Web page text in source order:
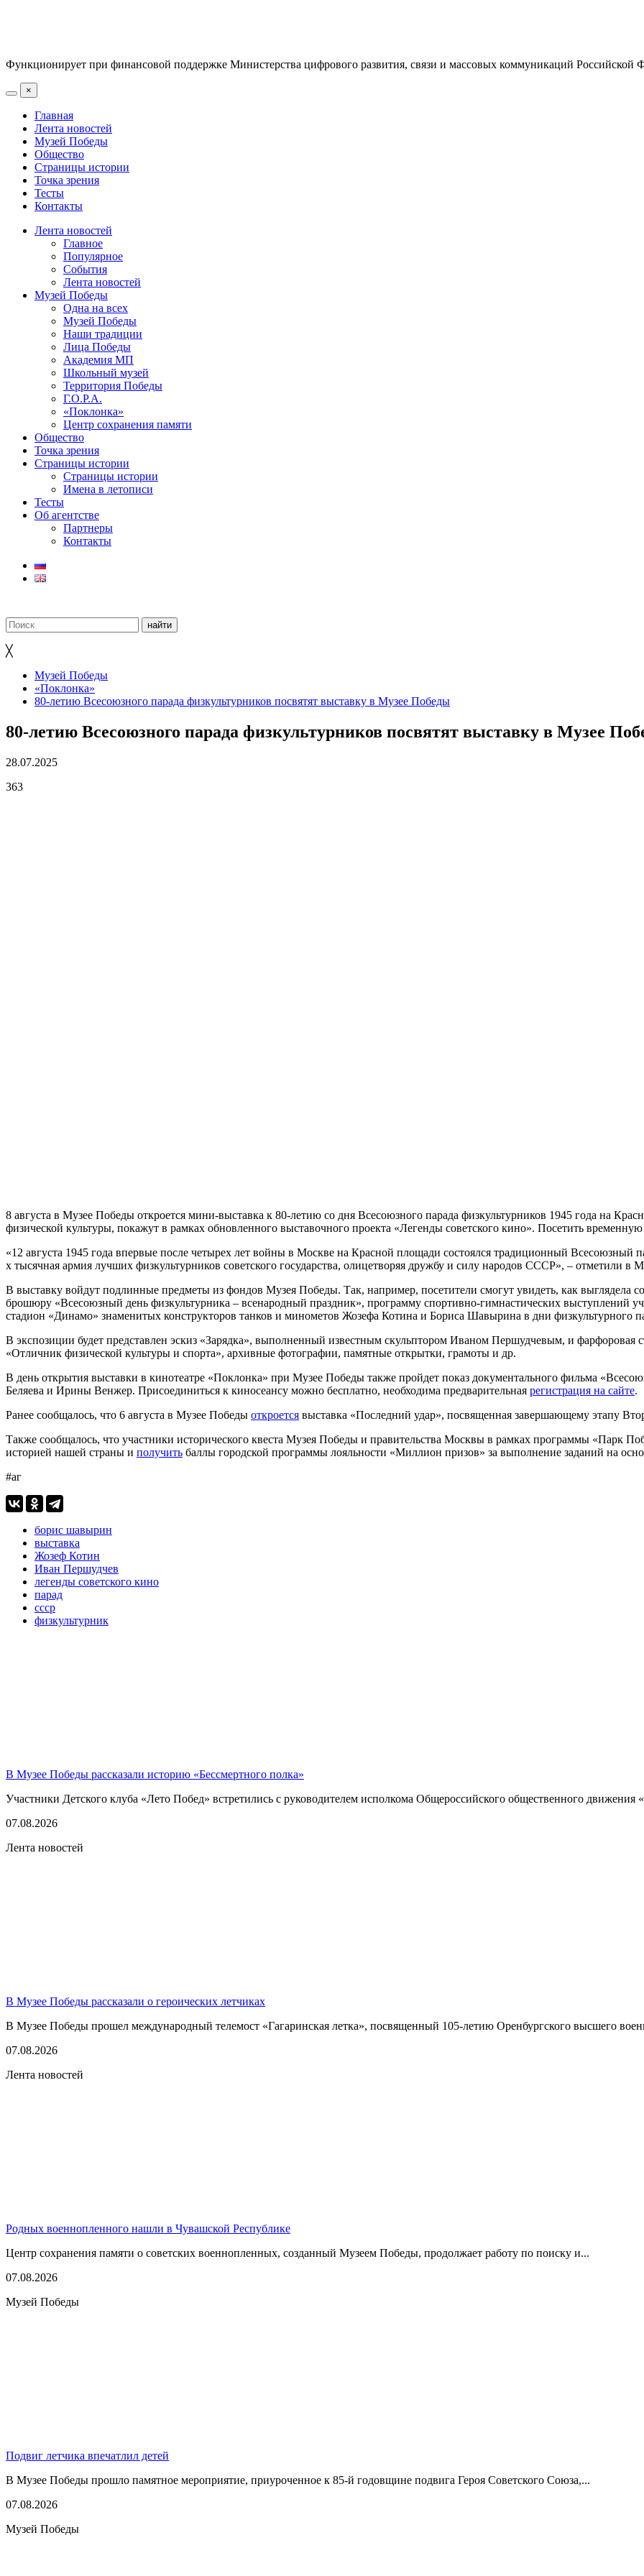
Функционирует при финансовой поддержке Министерства цифрового развития, связи и массовых коммуникаций Российской
×
Главная
Лента новостей
Музей Победы
Общество
Страницы истории
Точка зрения
Тесты
Контакты
Лента новостей
Главное
Популярное
События
Лента новостей
Музей Победы
Одна на всех
Музей Победы
Наши традиции
Лица Победы
Академия МП
Школьный музей
Территория Победы
Г.О.Р.А.
«Поклонка»
Центр сохранения памяти
Общество
Точка зрения
Страницы истории
Страницы истории
Имена в летописи
Тесты
Об агентстве
Партнеры
Контакты
╳
Музей Победы
«Поклонка»
80-летию Всесоюзного парада физкультурников посвятят выставку в Музее Победы
80-летию Всесоюзного парада физкультурников посвятят выставку в Музее
28.07.2025
363
8 августа в Музее Победы откроется мини-выставка к 80-летию со дня Всесоюзного парада физкультурников 1945 года на
физической культуры, покажут в рамках обновленного выставочного проекта «Легенды советского кино». Посетить
«12 августа 1945 года впервые после четырех лет войны в Москве на Красной площади состоялся традиционный Всесоюзный
х тысячная армия лучших физкультурников советского государства, олицетворяя дружбу и силу народов СССР», – отметили в
В выставку войдут подлинные предметы из фондов Музея Победы. Так, например, посетители смогут увидеть, как выглядела
брошюру «Всесоюзный день физкультурника – всенародный праздник», программу спортивно-гимнастических выступлений
стадион «Динамо» знаменитых конструкторов танков и минометов Жозефа Котина и Бориса Шавырина в дни физкультурного
В экспозиции будет представлен эскиз «Зарядка», выполненный известным скульптором Иваном Першудчевым, и фарфоровая
«Отличник физической культуры и спорта», архивные фотографии, памятные открытки, грамоты и др.
В день открытия выставки в кинотеатре «Поклонка» при Музее Победы также пройдет показ документального фильма
Беляева и Ирины Венжер. Присоединиться к киносеансу можно бесплатно, необходима предварительная регистрация на сайте.
Ранее сообщалось, что 6 августа в Музее Победы откроется выставка «Последний удар», посвященная завершающему этапу
Также сообщалось, что участники исторического квеста Музея Победы и правительства Москвы в рамках программы «Парк
историей нашей страны и получить баллы городской программы лояльности «Миллион призов» за выполнение заданий на
#аг
борис шавырин
выставка
Жозеф Котин
Иван Першудчев
легенды советского кино
парад
ссср
физкультурник
В Музее Победы рассказали историю «Бессмертного полка»
Участники Детского клуба «Лето Побед» встретились с руководителем исполкома Общероссийского общественного движения
07.08.2026
Лента новостей
В Музее Победы рассказали о героических летчиках
В Музее Победы прошел международный телемост «Гагаринская летка», посвященный 105-летию Оренбургского высшего
07.08.2026
Лента новостей
Родных военнопленного нашли в Чувашской Республике
Центр сохранения памяти о советских военнопленных, созданный Музеем Победы, продолжает работу по поиску и...
07.08.2026
Музей Победы
Подвиг летчика впечатлил детей
В Музее Победы прошло памятное мероприятие, приуроченное к 85-й годовщине подвига Героя Советского Союза,...
07.08.2026
Музей Победы